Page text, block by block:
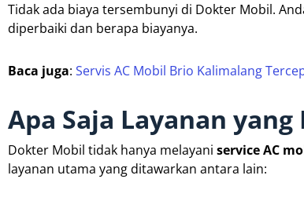
Tidak ada biaya tersembunyi di Dokter Mobil.
diperbaiki dan berapa biayanya.
Baca juga: Servis AC Mobil Brio Kalimalang
Apa Saja Layanan
Dokter Mobil tidak hanya melayani service AC
layanan utama yang ditawarkan antara lain: